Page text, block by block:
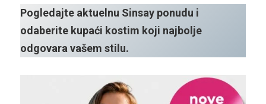
Pogledajte aktuelnu Sinsay ponudu i
odaberite kupaći kostim koji najbolje
odgovara vašem stilu.